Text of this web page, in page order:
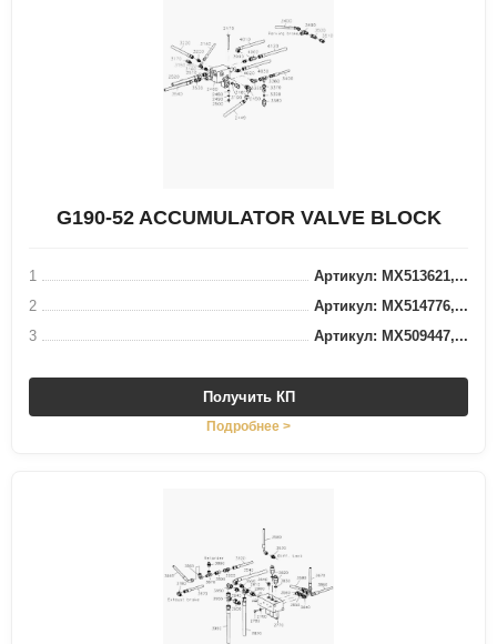
G190-52 ACCUMULATOR VALVE BLOCK
1
Артикул: MX513621,...
2
Артикул: MX514776,...
3
Артикул: MX509447,...
Получить КП
Подробнее >